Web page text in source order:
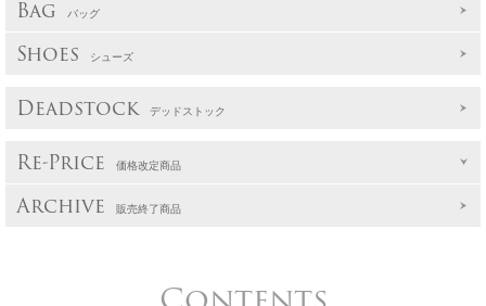
Bag バッグ
Shoes シューズ
Deadstock デッドストック
Re-Price 価格改定商品
Archive 販売終了商品